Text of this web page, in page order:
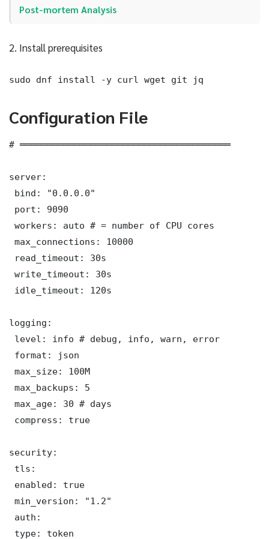
Post-mortem Analysis
2. Install prerequisites
sudo dnf install -y curl wget git jq
Configuration File
# ═══════════════════════════════════════
server:
bind: "0.0.0.0"
port: 9090
workers: auto # = number of CPU cores
max_connections: 10000
read_timeout: 30s
write_timeout: 30s
idle_timeout: 120s
logging:
level: info # debug, info, warn, error
format: json
max_size: 100M
max_backups: 5
max_age: 30 # days
compress: true
security:
tls:
enabled: true
min_version: "1.2"
auth:
type: token